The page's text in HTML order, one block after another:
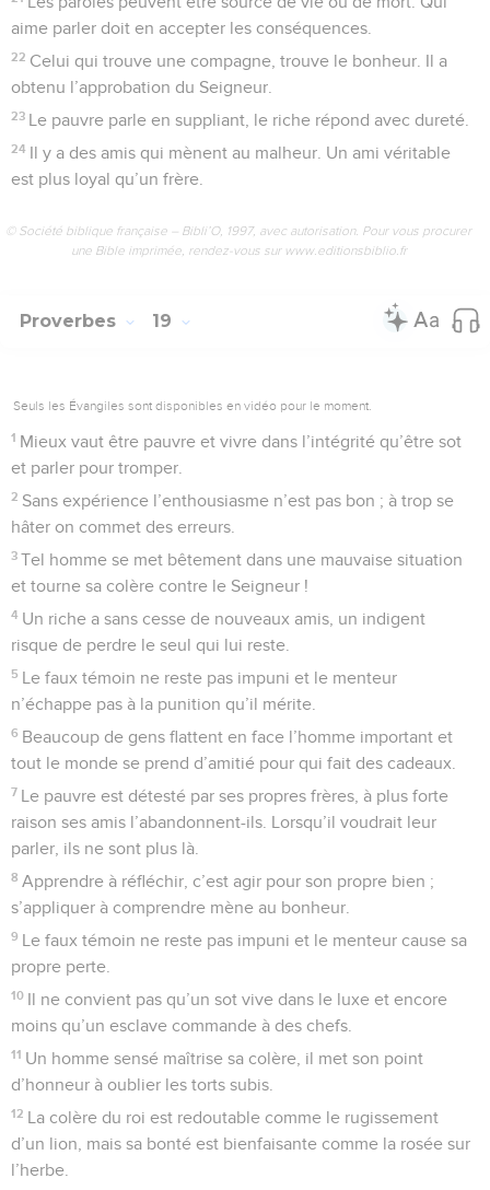
aime parler doit en accepter les conséquences.
22 Celui qui trouve une compagne, trouve le bonheur. Il a
obtenu l’approbation du Seigneur.
23 Le pauvre parle en suppliant, le riche répond avec dureté.
24 Il y a des amis qui mènent au malheur. Un ami véritable
est plus loyal qu’un frère.
© Société biblique française – Bibli’O, 1997, avec autorisation. Pour vous procurer
une Bible imprimée, rendez-vous sur www.editionsbiblio.fr
Proverbes 19
Seuls les Évangiles sont disponibles en vidéo pour le moment.
1 Mieux vaut être pauvre et vivre dans l’intégrité qu’être sot
et parler pour tromper.
2 Sans expérience l’enthousiasme n’est pas bon ; à trop se
hâter on commet des erreurs.
3 Tel homme se met bêtement dans une mauvaise situation
et tourne sa colère contre le Seigneur !
4 Un riche a sans cesse de nouveaux amis, un indigent
risque de perdre le seul qui lui reste.
5 Le faux témoin ne reste pas impuni et le menteur
n’échappe pas à la punition qu’il mérite.
6 Beaucoup de gens flattent en face l’homme important et
tout le monde se prend d’amitié pour qui fait des cadeaux.
7 Le pauvre est détesté par ses propres frères, à plus forte
raison ses amis l’abandonnent-ils. Lorsqu’il voudrait leur
parler, ils ne sont plus là.
8 Apprendre à réfléchir, c’est agir pour son propre bien ;
s’appliquer à comprendre mène au bonheur.
9 Le faux témoin ne reste pas impuni et le menteur cause sa
propre perte.
10 Il ne convient pas qu’un sot vive dans le luxe et encore
moins qu’un esclave commande à des chefs.
11 Un homme sensé maîtrise sa colère, il met son point
d’honneur à oublier les torts subis.
12 La colère du roi est redoutable comme le rugissement
d’un lion, mais sa bonté est bienfaisante comme la rosée sur
l’herbe.